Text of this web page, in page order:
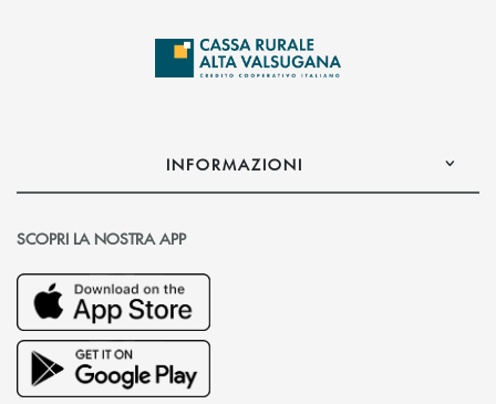
INFORMAZIONI
SCOPRI LA NOSTRA APP